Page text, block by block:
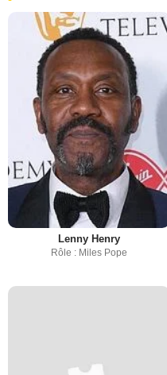
Lenny Henry
Rôle : Miles Pope